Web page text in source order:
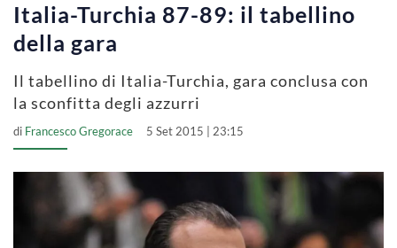
Italia-Turchia 87-89: il tabellino
della gara
Il tabellino di Italia-Turchia, gara conclusa con
la sconfitta degli azzurri
di Francesco Gregorace 5 Set 2015 | 23:15